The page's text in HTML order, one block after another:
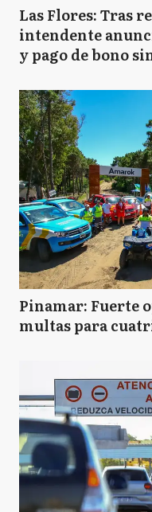
Las Flores: Tras
intendente
y pago de bono
Pinamar: Fuerte
multas para